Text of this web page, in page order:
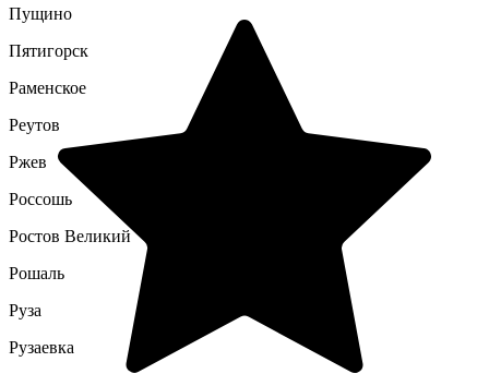
Пущино
Пятигорск
Раменское
Реутов
Ржев
Россошь
Ростов Великий
Рошаль
Руза
Рузаевка